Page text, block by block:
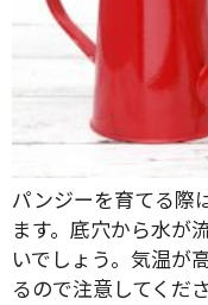
パンジーを育てる際
ます。底穴から水が
いでしょう。気温が
るので注意してくださ